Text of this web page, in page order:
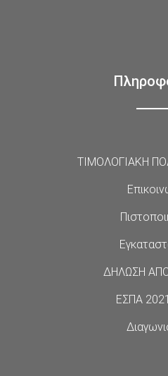
ΤΙΜΟΛΟΓΙΑΚΗ
ΔΗΛΩΣΗ
ΕΣΠΑ